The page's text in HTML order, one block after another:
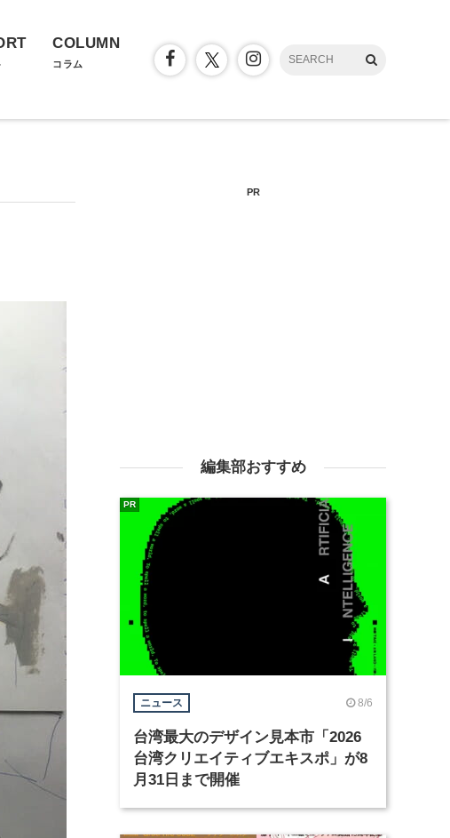
COLUMN
コラム
PR
編集部おすすめ
ニュース 8/6
台湾最大のデザイン見本市「2026
台湾クリエイティブエキスポ」が8
月31日まで開催
PR